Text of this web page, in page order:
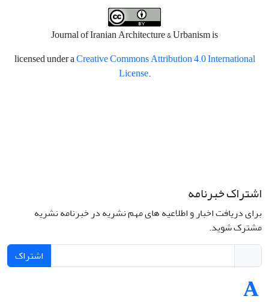
Journal of Iranian Architecture & Urbanism is
licensed under aCreative Commons Attribution 4.0 International
License.
اشتراک خبرنامه
برای دریافت اخبار و اطلاعیه های مهم نشریه در خبرنامه نشریه
مشترک شوید.
اشتراک